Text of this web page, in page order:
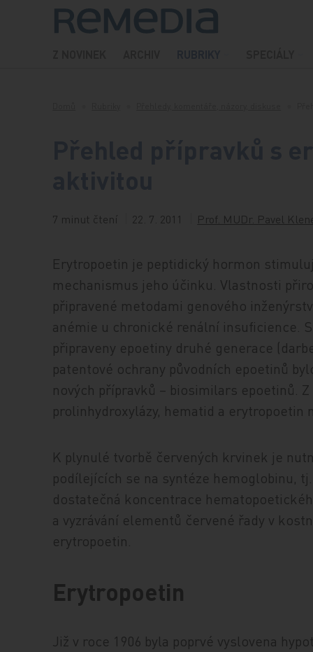
Přeskočit na obsah
7 minut čtení 22. 7. 2011 Prof. MUDr. Pavel
Erytropoetin je peptidický hormon
mechanismus jeho účinku. Vlastnosti
připravené metodami genového
anémie u chronické renální insuficience.
připraveny epoetiny druhé generace
patentové ochrany původních epoetinů
nových přípravků – biosimilars epoetinů.
prolinhydroxylázy, hematid a erytropoetin
K plynulé tvorbě červených krvinek je
podílejících se na syntéze hemoglobinu,
dostatečná koncentrace
a vyzrávání elementů červené řady v
erytropoetin.
Erytropoetin
Již v roce 1906 byla poprvé vyslovena